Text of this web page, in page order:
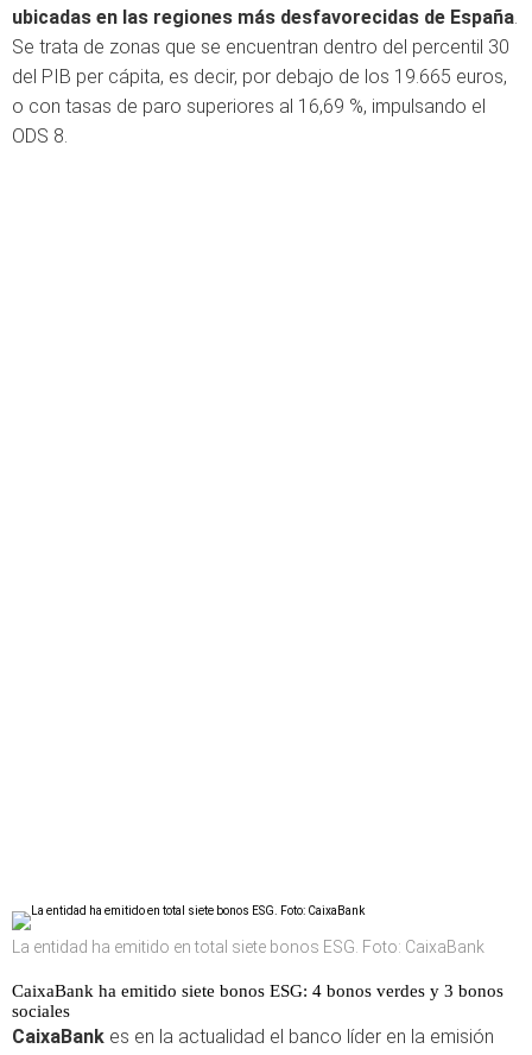
ubicadas en las regiones más desfavorecidas de España.
Se trata de zonas que se encuentran dentro del percentil 30
del PIB per cápita, es decir, por debajo de los 19.665 euros,
o con tasas de paro superiores al 16,69 %, impulsando el
ODS 8.
La entidad ha emitido en total siete bonos ESG. Foto: CaixaBank
CaixaBank ha emitido siete bonos ESG: 4 bonos verdes y 3 bonos
sociales
CaixaBank es en la actualidad el banco líder en la emisión